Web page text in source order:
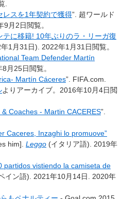
レスを1年契約で獲得”. 超ワールド
9月2日閲覧。
に移籍! 10年ぶりのラ・リーガ復
1月31日).
2022年1月31日閲覧。
Team Defender Martín
月25日閲覧。
Martín Cáceres”. FIFA.com.
よりアーカイブ。2016年10月4日閲
Coaches - Martin CACERES”.
Caceres, Inzaghi lo promuove”
him] Leggo (イタリア語) . 2019年
partidos vistiendo la camiseta de
イン語). 2021年10月14日
. 2020年